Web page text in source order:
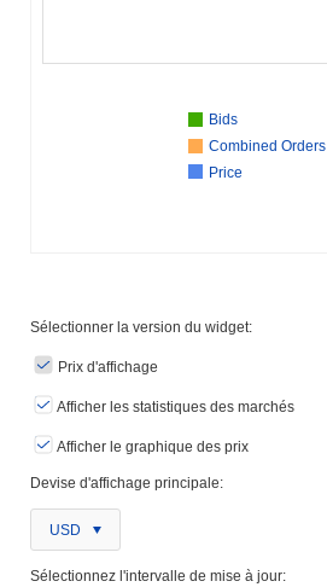
Bids
Combined Orders
Price
Sélectionner la version du widget:
Prix ​​d'affichage
Afficher les statistiques des marchés
Afficher le graphique des prix
Devise d'affichage principale:
USD
Sélectionnez l'intervalle de mise à jour: